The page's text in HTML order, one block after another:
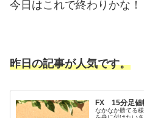
今日はこれで終わりかな！
昨日の記事が人気です。
FX 15分足値
なかなか勝てる